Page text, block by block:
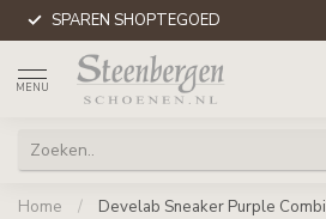
SPAREN SHOPTEGOED
MENU
Home / Develab Sneaker Purple Combi